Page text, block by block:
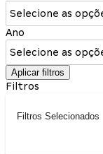
Selecione as
Ano
Selecione as
Aplicar filtros
Filtros
Filtros Selecionados